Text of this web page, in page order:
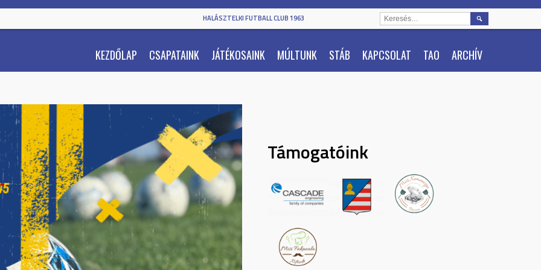
HALÁSZTELKI FUTBALL CLUB 1963
KEZDŐLAP CSAPATAINK JÁTÉKOSAINK MÚLTUNK STÁB KAPCSOLAT TAO ARCHÍV
KERESÉS:
Támogatóink